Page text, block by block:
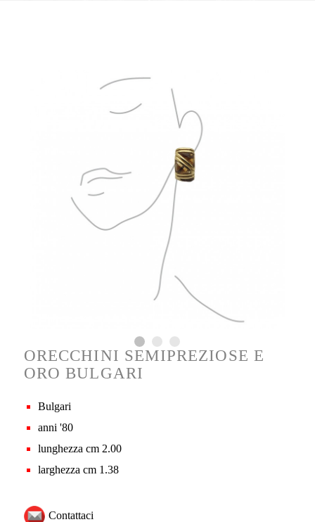
ORECCHINI SEMIPREZIOSE E
ORO BULGARI
Bulgari
anni '80
lunghezza cm 2.00
larghezza cm 1.38
Contattaci